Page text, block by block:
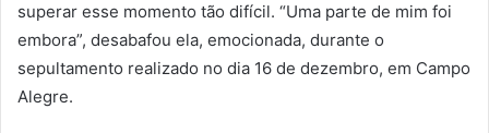
superar esse momento tão difícil. “Uma parte de mim foi
embora”, desabafou ela, emocionada, durante o
sepultamento realizado no dia 16 de dezembro, em Campo
Alegre.